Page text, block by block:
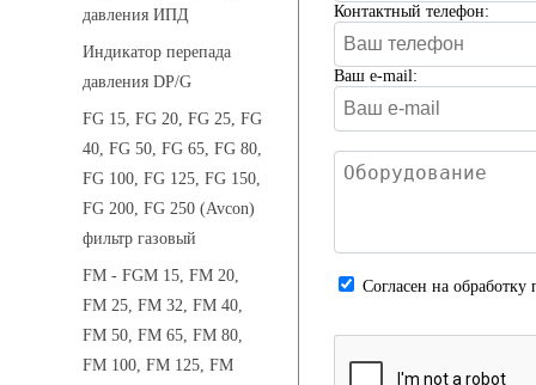
давления ИПД
Индикатор перепада
давления DP/G
FG 15, FG 20, FG 25, FG
40, FG 50, FG 65, FG 80,
FG 100, FG 125, FG 150,
FG 200, FG 250 (Avcon)
фильтр газовый
FM - FGM 15, FM 20,
FM 25, FM 32, FM 40,
FM 50, FM 65, FM 80,
FM 100, FM 125, FM
Контактный телефон:
Ваш e-mail:
Cогласен на